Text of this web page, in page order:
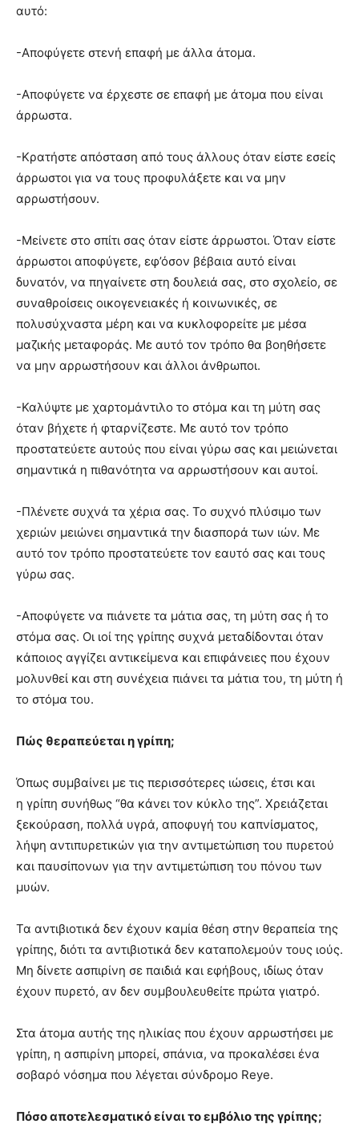
αυτό:
-Αποφύγετε στενή επαφή με άλλα άτομα.
-Αποφύγετε να έρχεστε σε επαφή με άτομα που είναι
άρρωστα.
-Κρατήστε απόσταση από τους άλλους όταν είστε εσείς
άρρωστοι για να τους προφυλάξετε και να μην
αρρωστήσουν.
-Μείνετε στο σπίτι σας όταν είστε άρρωστοι. Όταν είστε
άρρωστοι αποφύγετε, εφ’όσον βέβαια αυτό είναι
δυνατόν, να πηγαίνετε στη δουλειά σας, στο σχολείο, σε
συναθροίσεις οικογενειακές ή κοινωνικές, σε
πολυσύχναστα μέρη και να κυκλοφορείτε με μέσα
μαζικής μεταφοράς. Με αυτό τον τρόπο θα βοηθήσετε
να μην αρρωστήσουν και άλλοι άνθρωποι.
-Καλύψτε με χαρτομάντιλο το στόμα και τη μύτη σας
όταν βήχετε ή φταρνίζεστε. Με αυτό τον τρόπο
προστατεύετε αυτούς που είναι γύρω σας και μειώνεται
σημαντικά η πιθανότητα να αρρωστήσουν και αυτοί.
-Πλένετε συχνά τα χέρια σας. Το συχνό πλύσιμο των
χεριών μειώνει σημαντικά την διασπορά των ιών. Με
αυτό τον τρόπο προστατεύετε τον εαυτό σας και τους
γύρω σας.
-Αποφύγετε να πιάνετε τα μάτια σας, τη μύτη σας ή το
στόμα σας. Οι ιοί της γρίπης συχνά μεταδίδονται όταν
κάποιος αγγίζει αντικείμενα και επιφάνειες που έχουν
μολυνθεί και στη συνέχεια πιάνει τα μάτια του, τη μύτη ή
το στόμα του.
Πώς θεραπεύεται η γρίπη;
Όπως συμβαίνει με τις περισσότερες ιώσεις, έτσι και
η γρίπη συνήθως “θα κάνει τον κύκλο της”. Χρειάζεται
ξεκούραση, πολλά υγρά, αποφυγή του καπνίσματος,
λήψη αντιπυρετικών για την αντιμετώπιση του πυρετού
και παυσίπονων για την αντιμετώπιση του πόνου των
μυών.
Τα αντιβιοτικά δεν έχουν καμία θέση στην θεραπεία της
γρίπης, διότι τα αντιβιοτικά δεν καταπολεμούν τους ιούς.
Μη δίνετε ασπιρίνη σε παιδιά και εφήβους, ιδίως όταν
έχουν πυρετό, αν δεν συμβουλευθείτε πρώτα γιατρό.
Στα άτομα αυτής της ηλικίας που έχουν αρρωστήσει με
γρίπη, η ασπιρίνη μπορεί, σπάνια, να προκαλέσει ένα
σοβαρό νόσημα που λέγεται σύνδρομο Reye.
Πόσο αποτελεσματικό είναι το εμβόλιο της γρίπης;